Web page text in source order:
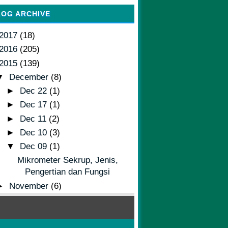
ARCHIVE
(18)
(205)
2015 (139)
December (8)
►
Dec 22 (1)
►
Dec 17 (1)
► Dec 11 (2)
► Dec 10 (3)
▼
Dec 09 (1)
Mikrometer Sekrup, Jenis,
Pengertian dan Fungsi
November (6)